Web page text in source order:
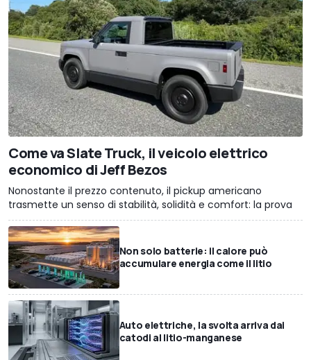
Come va Slate Truck, il veicolo elettrico
economico di Jeff Bezos
Nonostante il prezzo contenuto, il pickup americano
trasmette un senso di stabilità, solidità e comfort: la prova
Non solo batterie: il calore può
accumulare energia come il litio
Auto elettriche, la svolta arriva dai
catodi al litio-manganese